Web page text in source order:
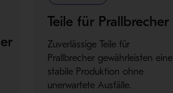
Teile für Prallbrecher
Zuverlässige Teile für
Prallbrecher gewährleisten eine
stabile Produktion ohne
unerwartete Ausfälle.